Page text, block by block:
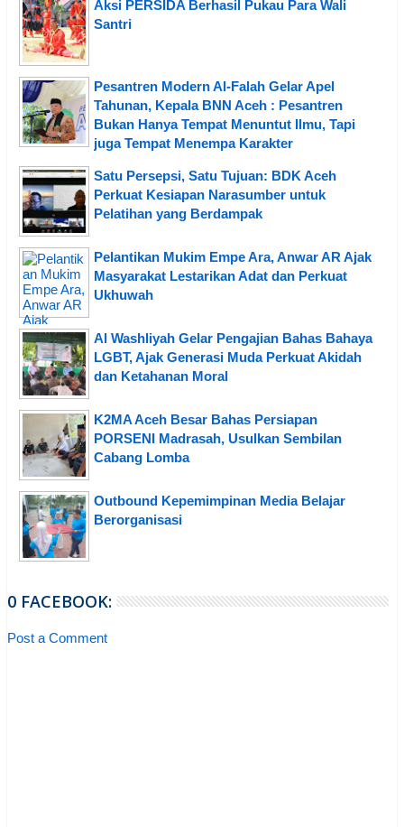
Aksi PERSIDA Berhasil Pukau Para Wali
Santri
Pesantren Modern Al-Falah Gelar Apel
Tahunan, Kepala BNN Aceh : Pesantren
Bukan Hanya Tempat Menuntut Ilmu, Tapi
juga Tempat Menempa Karakter
Satu Persepsi, Satu Tujuan: BDK Aceh
Perkuat Kesiapan Narasumber untuk
Pelatihan yang Berdampak
Pelantikan Mukim Empe Ara, Anwar AR Ajak
Masyarakat Lestarikan Adat dan Perkuat
Ukhuwah
Al Washliyah Gelar Pengajian Bahas Bahaya
LGBT, Ajak Generasi Muda Perkuat Akidah
dan Ketahanan Moral
K2MA Aceh Besar Bahas Persiapan
PORSENI Madrasah, Usulkan Sembilan
Cabang Lomba
Outbound Kepemimpinan Media Belajar
Berorganisasi
0 FACEBOOK:
Post a Comment